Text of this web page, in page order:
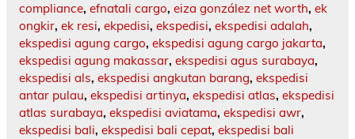
compliance, efnatali cargo, eiza gonzález net worth, ek
ongkir, ek resi, ekpedisi, ekspedisi, ekspedisi adalah,
ekspedisi agung cargo, ekspedisi agung cargo jakarta,
ekspedisi agung makassar, ekspedisi agus surabaya,
ekspedisi als, ekspedisi angkutan barang, ekspedisi
antar pulau, ekspedisi artinya, ekspedisi atlas, ekspedisi
atlas surabaya, ekspedisi aviatama, ekspedisi awr,
ekspedisi bali, ekspedisi bali cepat, ekspedisi bali